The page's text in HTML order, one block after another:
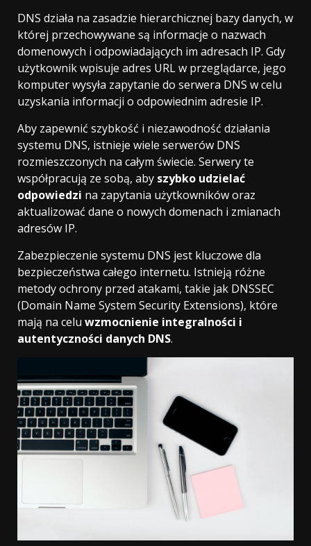
DNS działa na zasadzie hierarchicznej bazy danych, w
której przechowywane są informacje o nazwach
domenowych i odpowiadających im adresach IP. Gdy
użytkownik wpisuje adres URL w przeglądarce, jego
komputer wysyła zapytanie do serwera DNS w celu
uzyskania informacji o odpowiednim adresie IP.
Aby zapewnić szybkość i niezawodność działania
systemu DNS, istnieje wiele serwerów DNS
rozmieszczonych na całym świecie. Serwery te
współpracują ze sobą, aby szybko udzielać
odpowiedzi na zapytania użytkowników oraz
aktualizować dane o nowych domenach i zmianach
adresów IP.
Zabezpieczenie systemu DNS jest kluczowe dla
bezpieczeństwa całego internetu. Istnieją różne
metody ochrony przed atakami, takie jak DNSSEC
(Domain Name System Security Extensions), które
mają na celu wzmocnienie integralności i
autentyczności danych DNS.